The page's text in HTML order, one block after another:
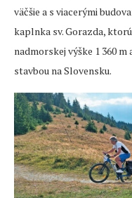
väčšie a s viacerými
kaplnka sv. Gorazda,
nadmorskej výške 1 360
stavbou na Slovensku.